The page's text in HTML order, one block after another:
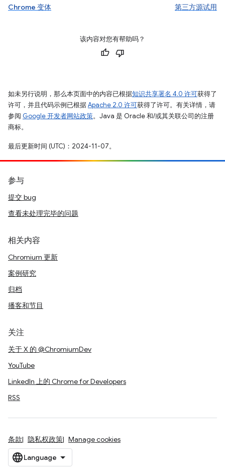
Chrome 变体
第三方源试用
该内容对您有帮助吗？
如未另行说明，那么本页面中的内容已根据知识共享署名 4.0 许可获得了
许可，并且代码示例已根据Apache 2.0 许可获得了许可。有关详情，请
参阅 Google 开发者网站政策。Java 是 Oracle 和/或其关联公司的注册
商标。
最后更新时间 (UTC)：2024-11-07。
参与
提交 bug
查看未处理完毕的问题
相关内容
Chromium 更新
案例研究
归档
播客和节目
关注
关于 X 的 @ChromiumDev
YouTube
LinkedIn 上的 Chrome for Developers
RSS
条款 隐私权政策 Manage cookies